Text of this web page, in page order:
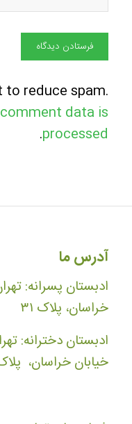
reduce spam.
data is
processed
.
آدرس ما
ادبستان پسرانه:
خراسان، پلاک ۳۱
ادبستان دخترانه:
خیابان خراسان، پلاک